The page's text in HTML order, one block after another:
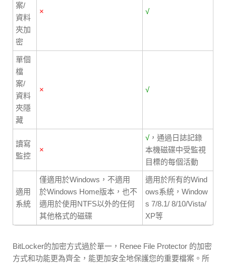
案/
資料
夾加
密
× √
單個
檔
案/
資料
夾隱
藏
× √
讀寫
監控
×
√ ，通過日誌記錄
本機磁碟中受監視
目標的每個活動
適用
系統
僅適用於Windows，不適用
於Windows Home版本，也不
適用於使用NTFS以外的任何
其他格式的磁碟
適用於所有的Wind
ows系統，Window
s 7/8.1/ 8/10/Vista/
XP等
BitLocker的加密方式過於單一，Renee File Protector 的加密
方式和功能更為齊全，能更加安全地保護您的重要檔案。所